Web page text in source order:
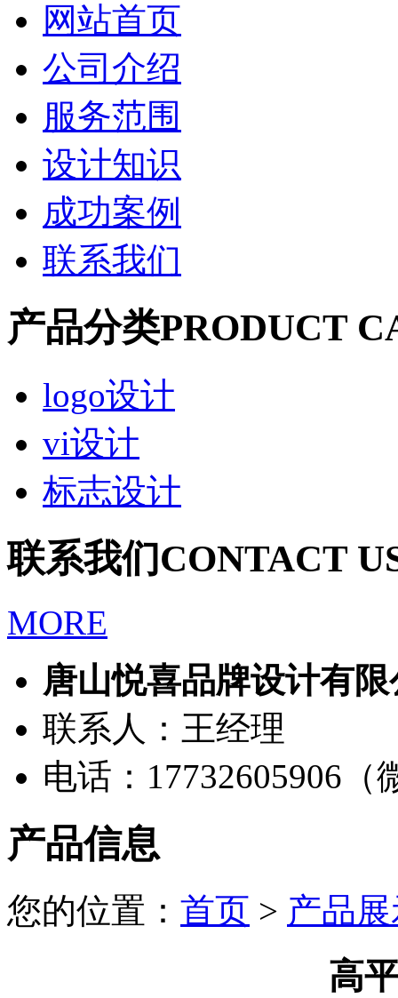
网站首页
公司介绍
服务范围
设计知识
成功案例
联系我们
产品分类PRODUCT
logo设计
vi设计
标志设计
联系我们CONTACT
MORE
唐山悦喜品牌设计有
联系人：王经理
电话：17732605906（
产品信息
您的位置： 首页 > 产品
高